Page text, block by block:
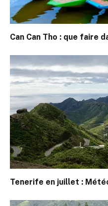
Can Can Tho : que faire
Tenerife en juillet :